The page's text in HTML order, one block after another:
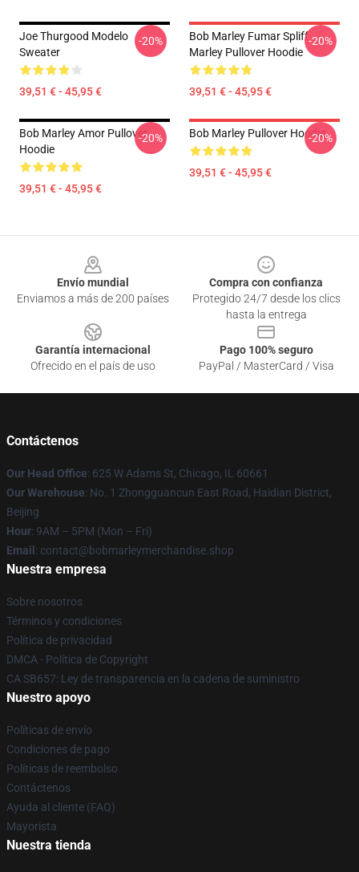
Joe Thurgood Modelo
Sweater
39,51 € - 45,95 €
-20%
Bob Marley Fumar Spliff
Marley Pullover Hoodie
39,51 € - 45,95 €
-20%
Bob Marley Amor Pullover
Hoodie
39,51 € - 45,95 €
-20% Bob Marley Pullover Hoodie
39,51 € - 45,95 €
-20%
Envío mundial
Enviamos a más de 200 países
Compra con confianza
Protegido 24/7 desde los clics
hasta la entrega
Garantía internacional
Ofrecido en el país de uso
Pago 100% seguro
PayPal / MasterCard / Visa
Contáctenos
Our Head Office: 625 W Adams St, Chicago, IL 60661
Our Warehouse: No. 1 Zhongguancun East Road, Haidian District,
Beijing
Hour: 9AM – 5PM (Mon – Fri)
Email : contact@bobmarleymerchandise.shop
Nuestra empresa
Sobre nosotros
Términos y condiciones
Política de privacidad
DMCA - Política de Copyright
CA SB657: Ley de transparencia en la cadena de suministro
Nuestro apoyo
Políticas de envío
Condiciones de pago
Políticas de reembolso
Contáctenos
Ayuda al cliente (FAQ)
Mayorista
Nuestra tienda